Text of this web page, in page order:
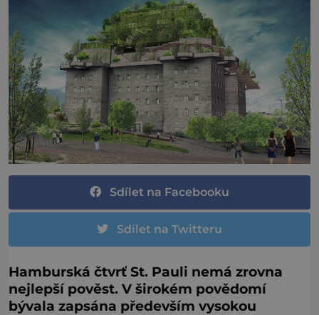
Sdílet na Facebooku
Sdílet na Twitteru
Hamburská čtvrť St. Pauli nemá zrovna
nejlepší pověst. V širokém povědomí
bývala zapsána především vysokou